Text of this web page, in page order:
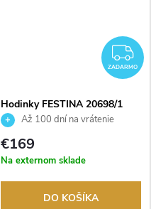
ZADARMO
Hodinky FESTINA 20698/1
Až 100 dní na vrátenie
tovaru. Autorizovaný predajca.
€169
Na externom sklade
DO KOŠÍKA